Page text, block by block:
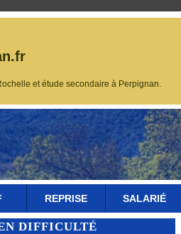
et étude secondaire à Perpignan.
REPRISE SALARIÉ
DIFFICULTÉ